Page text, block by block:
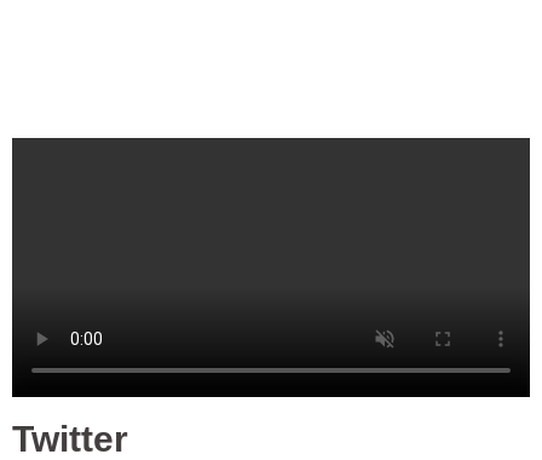
Twitter